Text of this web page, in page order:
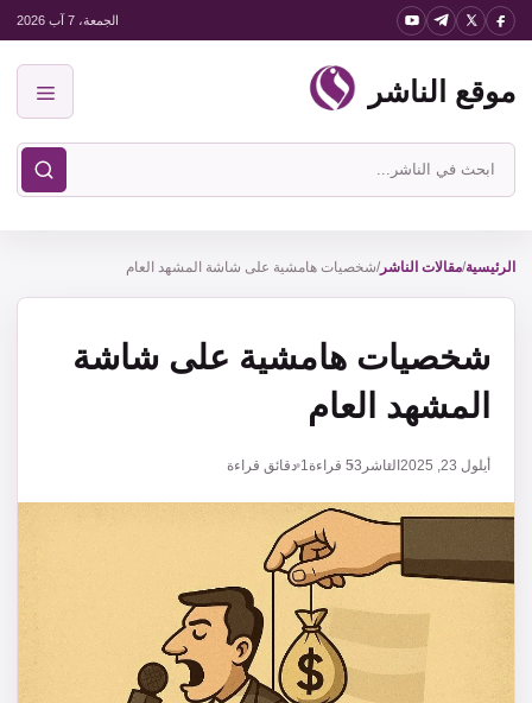
انتقل
المحتوى
الجمعة، 7 آب 2026
موقع الناشر
ابحث
في
الناشر
الرئيسية/مقالات الناشر/شخصيات هامشية على شاشة المشهد العام
شخصيات هامشية على شاشة
المشهد العام
أيلول 23, 2025 الناشر 53 قراءة1 دقائق قراءة